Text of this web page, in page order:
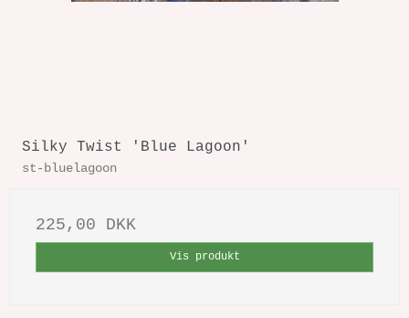
Silky Twist 'Blue Lagoon'
st-bluelagoon
225,00 DKK
Vis produkt